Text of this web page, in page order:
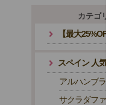
カテゴリ
【最大
スペイン 人気
アルハンブラ宮
サクラダファミ